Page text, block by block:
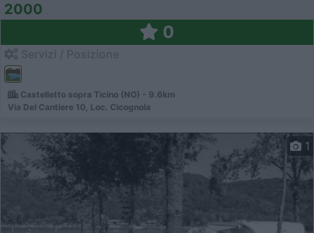
2000
0
Castelletto sopra Ticino (NO) - 9.6km
Via Del Cantiere 10, Loc. Cicognola
1